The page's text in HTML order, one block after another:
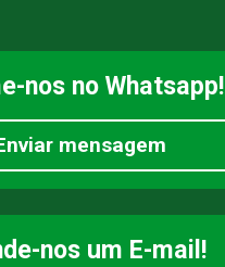
nos no Whatsapp!
mensagem
nos um E-mail!